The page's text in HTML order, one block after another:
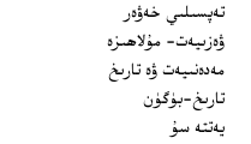
تەپسىلىي خەۋەر
ۋەزىيەت- مۇلاھىزە
مەدەنىيەت ۋە تارىخ
تارىخ-بۈگۈن
يەتتە سۇ